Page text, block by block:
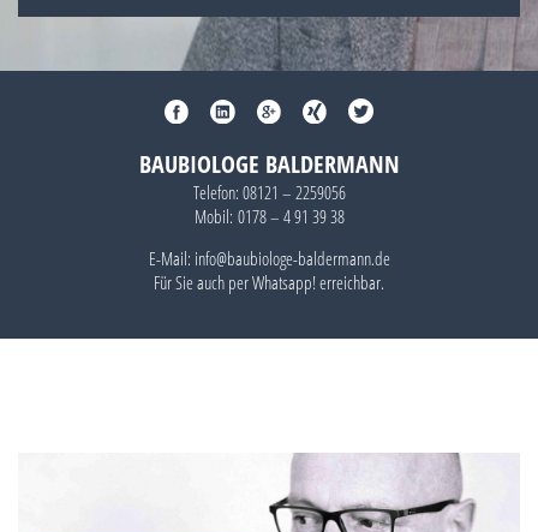
BAUBIOLOGE BALDERMANN
Telefon: 08121 – 2259056
Mobil: 0178 – 4 91 39 38
E-Mail: info@baubiologe-baldermann.de
Für Sie auch perWhatsapp!erreichbar.